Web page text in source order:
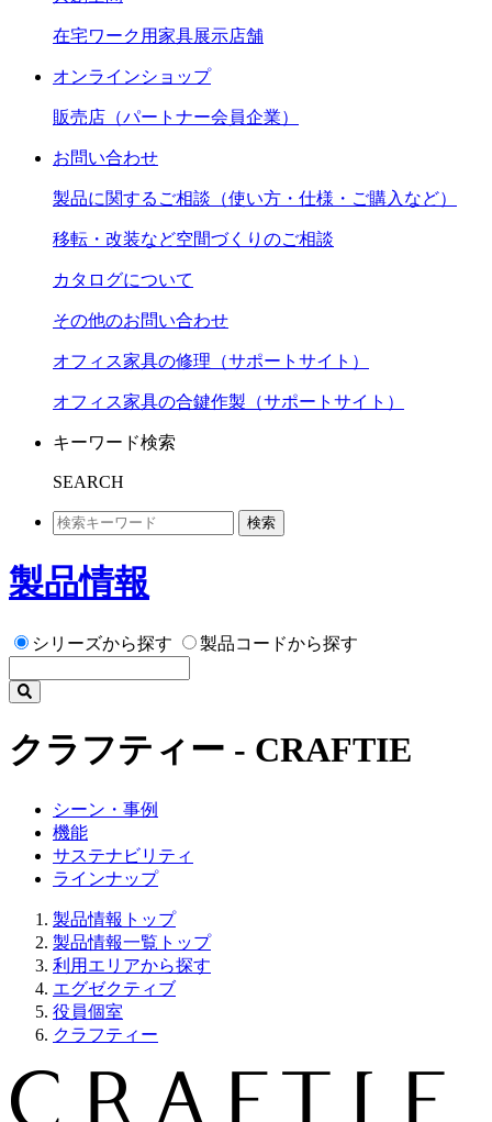
在宅ワーク用家具展示店舗
オンラインショップ
販売店（パートナー会員企業）
お問い合わせ
製品に関するご相談（使い方・仕様・ご購入など）
移転・改装など空間づくりのご相談
カタログについて
その他のお問い合わせ
オフィス家具の修理（サポートサイト）
オフィス家具の合鍵作製（サポートサイト）
キーワード検索
SEARCH
検索
製品情報
シリーズから探す 製品コードから探す
クラフティー - CRAFTIE
シーン・事例
機能
サステナビリティ
ラインナップ
製品情報トップ
製品情報一覧トップ
利用エリアから探す
エグゼクティブ
役員個室
クラフティー